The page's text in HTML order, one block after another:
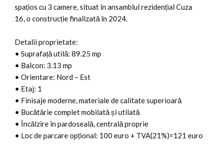
spațios cu 3 camere, situat în ansamblul rezidențial Cuza
16, o construcție finalizată în 2024.
Detalii proprietate:
• Suprafață utilă: 89.25 mp
• Balcon: 3.13 mp
• Orientare: Nord – Est
• Etaj: 1
• Finisaje moderne, materiale de calitate superioară
• Bucătărie complet mobilată și utilată
• Încălzire în pardoseală, centrală proprie
• Loc de parcare opțional: 100 euro + TVA(21%)=121 euro